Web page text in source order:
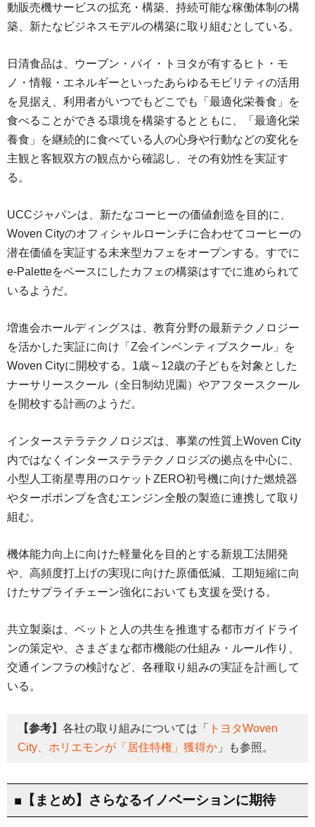
動販売機サービスの拡充・構築、持続可能な稼働体制の構
築、新たなビジネスモデルの構築に取り組むとしている。
日清食品は、ウーブン・バイ・トヨタが有するヒト・モ
ノ・情報・エネルギーといったあらゆるモビリティの活用
を見据え、利用者がいつでもどこでも「最適化栄養食」を
食べることができる環境を構築するとともに、「最適化栄
養食」を継続的に食べている人の心身や行動などの変化を
主観と客観双方の観点から確認し、その有効性を実証す
る。
UCCジャパンは、新たなコーヒーの価値創造を目的に、
Woven Cityのオフィシャルローンチに合わせてコーヒーの
潜在価値を実証する未来型カフェをオープンする。すでに
e-Paletteをベースにしたカフェの構築はすでに進められて
いるようだ。
増進会ホールディングスは、教育分野の最新テクノロジー
を活かした実証に向け「Z会インベンティブスクール」を
Woven Cityに開校する。1歳～12歳の子どもを対象とした
ナーサリースクール（全日制幼児園）やアフタースクール
を開校する計画のようだ。
インターステラテクノロジズは、事業の性質上Woven City
内ではなくインターステラテクノロジズの拠点を中心に、
小型人工衛星専用のロケットZERO初号機に向けた燃焼器
やターボポンプを含むエンジン全般の製造に連携して取り
組む。
機体能力向上に向けた軽量化を目的とする新規工法開発
や、高頻度打上げの実現に向けた原価低減、工期短縮に向
けたサプライチェーン強化においても支援を受ける。
共立製薬は、ペットと人の共生を推進する都市ガイドライ
ンの策定や、さまざまな都市機能の仕組み・ルール作り、
交通インフラの検討など、各種取り組みの実証を計画して
いる。
【参考】 各社の取り組みについては「
トヨタWoven
City、ホリエモンが「居住特権」獲得か 」も参照。
■【まとめ】さらなるイノベーションに期待